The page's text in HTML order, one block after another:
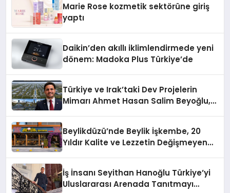
Marie Rose kozmetik sektörüne giriş
yaptı
Daikin’den akıllı iklimlendirmede yeni
dönem: Madoka Plus Türkiye’de
Türkiye ve Irak’taki Dev Projelerin
Mimarı Ahmet Hasan Salim Beyoğlu,
Hayata Geçirecek
Beylikdüzü’nde Beylik İşkembe, 20
Yıldır Kalite ve Lezzetin Değişmeyen
İş İnsanı Seyithan Hanoğlu Türkiye’yi
Uluslararası Arenada Tanıtmayı